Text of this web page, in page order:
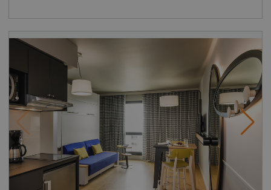
Geschäftsviertel CNIT. Die berühmten Pariser
Kaufhäuser und die Prachtstraße Champs-Élysee sind
ungefähr 14 min entfernt und zum Messegelände sind
es rund 8 Fahrminuten. Die Flughäfen Charles de Gaulle
und Orly befinden sich beide in etwa 27 km Entfernung.
Ausstattung: Die Gäste wohnen in 123 Zimmern. Das
Hotel bietet einen Empfangsbereich und eine Rezeption.
Es sind Aufzüge zu den meisten Stockwerke vorhanden.
Die Einrichtung besteht aus einer Garderobe, einer
Gepäckaufbewahrung und einem Safe. Per WiFi
erhalten die Gäste in den öffentlichen Bereichen
Zugang zum Internet. Die Unterbringung verfügt über
rollstuhlgerechte Einrichtungen. Im Supermarkt lassen